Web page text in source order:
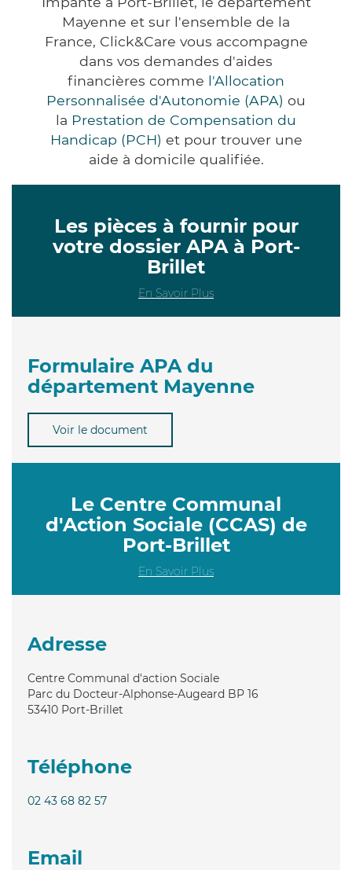
Mayenne et sur l'ensemble de la
France, Click&Care vous accompagne
dans vos demandes d'aides
financières comme l'Allocation
Personnalisée d'Autonomie (APA) ou
la Prestation de Compensation du
Handicap (PCH) et pour trouver une
aide à domicile qualifiée.
Les pièces à fournir pour
votre dossier APA à Port-
Brillet
En Savoir Plus
Formulaire APA du
département Mayenne
Voir le document
Le Centre Communal
d'Action Sociale (CCAS) de
Port-Brillet
En Savoir Plus
Adresse
Centre Communal d'action Sociale
Parc du Docteur-Alphonse-Augeard BP 16
53410 Port-Brillet
Téléphone
02 43 68 82 57
Email